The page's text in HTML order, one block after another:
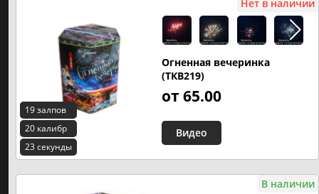
19 залпов
20 калибр
23 секунды
Огненная вечеринка
(ТКВ219)
от 65.00
Нет в наличии
Видео
В наличии